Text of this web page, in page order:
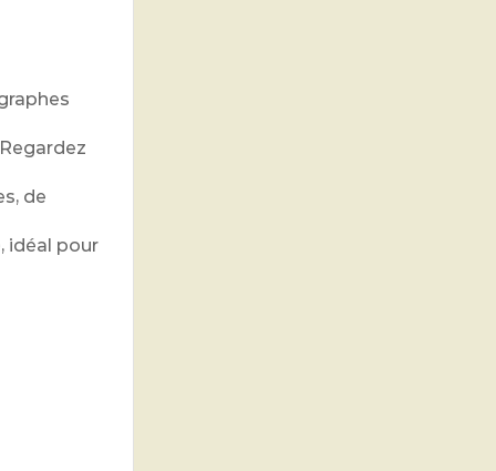
de
idéal pour